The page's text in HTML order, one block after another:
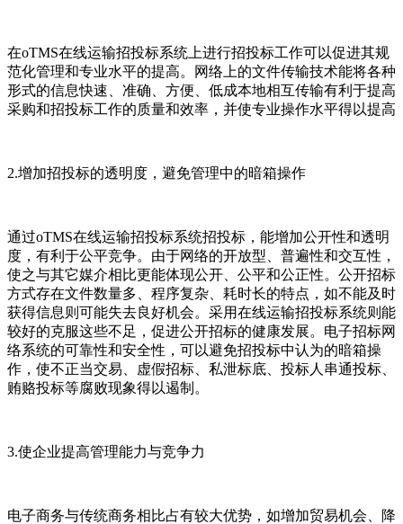
在oTMS在线运输招投标系统上进行招投标工作可以促进其规
范化管理和专业水平的提高。网络上的文件传输技术能将各种
形式的信息快速、准确、方便、低成本地相互传输有利于提高
采购和招投标工作的质量和效率，并使专业操作水平得以提高
2.增加招投标的透明度，避免管理中的暗箱操作
通过oTMS在线运输招投标系统招投标，能增加公开性和透明
度，有利于公平竞争。由于网络的开放型、普遍性和交互性，
使之与其它媒介相比更能体现公开、公平和公正性。公开招标
方式存在文件数量多、程序复杂、耗时长的特点，如不能及时
获得信息则可能失去良好机会。采用在线运输招投标系统则能
较好的克服这些不足，促进公开招标的健康发展。电子招标网
络系统的可靠性和安全性，可以避免招投标中认为的暗箱操
作，使不正当交易、虚假招标、私泄标底、投标人串通投标、
贿赂投标等腐败现象得以遏制。
3.使企业提高管理能力与竞争力
电子商务与传统商务相比占有较大优势，如增加贸易机会、降